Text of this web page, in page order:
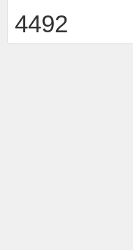
4492